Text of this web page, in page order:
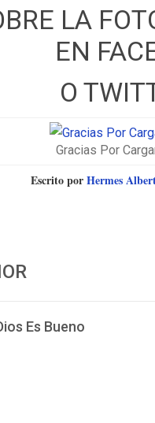
LA
EN
O
Gracias Por
Escrito porHermes
Es Bueno